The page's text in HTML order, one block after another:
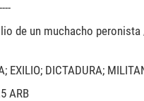
de un muchacho
EXILIO; DICTADURA;
ARB